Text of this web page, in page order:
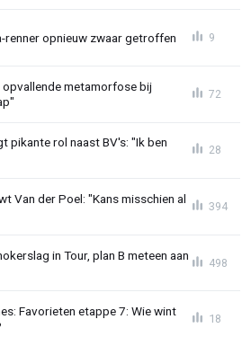
renner opnieuw zwaar getroffen 9
opvallende metamorfose bij
72
pikante rol naast BV's: "Ik ben
28
Van der Poel: "Kans misschien al
394
in Tour, plan B meteen aan
498
Favorieten etappe 7: Wie wint
18